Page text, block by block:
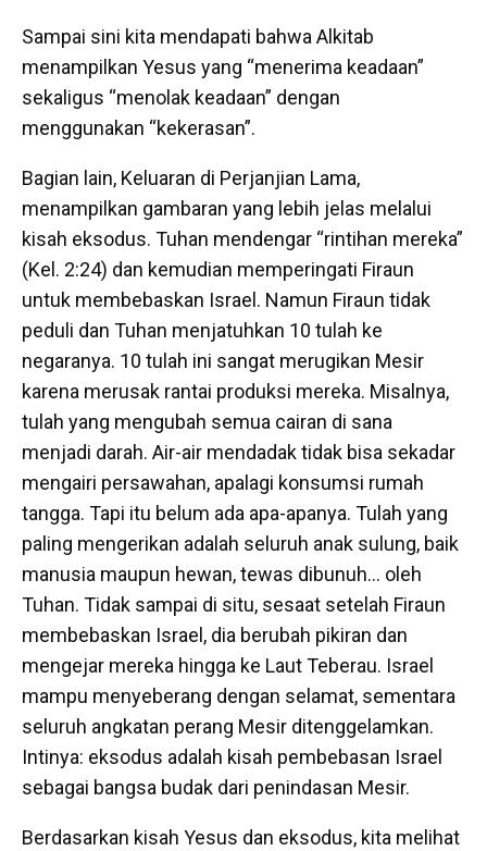
Sampai sini kita mendapati bahwa Alkitab
menampilkan Yesus yang “menerima keadaan”
sekaligus “menolak keadaan” dengan
menggunakan “kekerasan”.
Bagian lain, Keluaran di Perjanjian Lama,
menampilkan gambaran yang lebih jelas melalui
kisah eksodus. Tuhan mendengar “rintihan mereka”
(Kel. 2:24) dan kemudian memperingati Firaun
untuk membebaskan Israel. Namun Firaun tidak
peduli dan Tuhan menjatuhkan 10 tulah ke
negaranya. 10 tulah ini sangat merugikan Mesir
karena merusak rantai produksi mereka. Misalnya,
tulah yang mengubah semua cairan di sana
menjadi darah. Air-air mendadak tidak bisa sekadar
mengairi persawahan, apalagi konsumsi rumah
tangga. Tapi itu belum ada apa-apanya. Tulah yang
paling mengerikan adalah seluruh anak sulung, baik
manusia maupun hewan, tewas dibunuh… oleh
Tuhan. Tidak sampai di situ, sesaat setelah Firaun
membebaskan Israel, dia berubah pikiran dan
mengejar mereka hingga ke Laut Teberau. Israel
mampu menyeberang dengan selamat, sementara
seluruh angkatan perang Mesir ditenggelamkan.
Intinya: eksodus adalah kisah pembebasan Israel
sebagai bangsa budak dari penindasan Mesir.
Berdasarkan kisah Yesus dan eksodus, kita melihat